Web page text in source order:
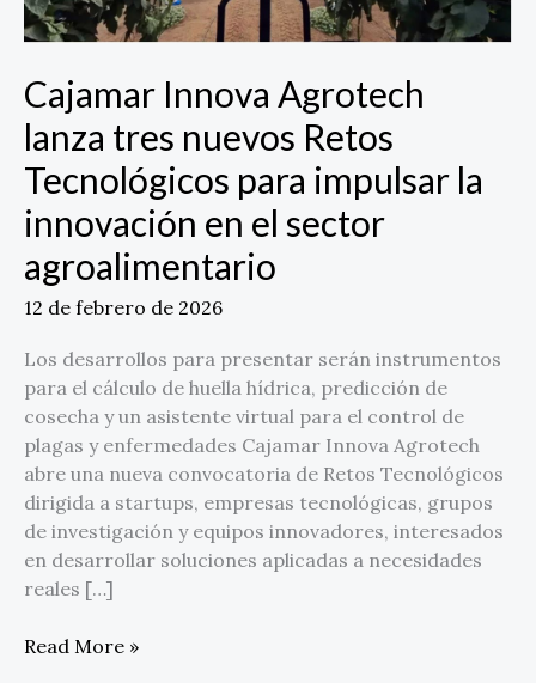
Cajamar Innova Agrotech
lanza tres nuevos Retos
Tecnológicos para impulsar la
innovación en el sector
agroalimentario
12 de febrero de 2026
Los desarrollos para presentar serán instrumentos
para el cálculo de huella hídrica, predicción de
cosecha y un asistente virtual para el control de
plagas y enfermedades Cajamar Innova Agrotech
abre una nueva convocatoria de Retos Tecnológicos
dirigida a startups, empresas tecnológicas, grupos
de investigación y equipos innovadores, interesados
en desarrollar soluciones aplicadas a necesidades
reales […]
para
la
innovación
en
el
sector
agroalimentario
Read More »